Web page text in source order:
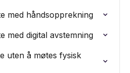
med håndsopprekning
med digital avstemning
uten å møtes fysisk